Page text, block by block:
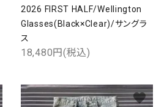
2026 FIRST HALF/Wellington
Glasses(Black×Clear)/サングラ
ス
18,480円(税込)
favorite